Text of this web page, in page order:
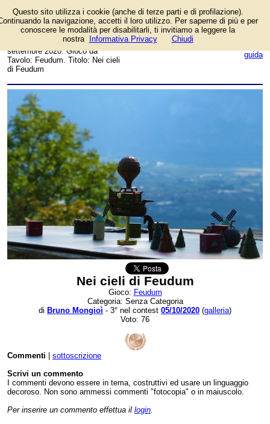
guida
Foto dell'autore Bruno
Mongioì candidata al contest
fotografico su FotoGiochi.
Data inserimento: martedì 29
settembre 2020. Gioco da
Tavolo: Feudum. Titolo: Nei cieli
di Feudum
Nei cieli di Feudum
Gioco: Feudum
Categoria: Senza Categoria
di Bruno Mongioì - 3° nel contest 05/10/2020 (galleria)
Voto: 76
Commenti
sottoscrizione
Scrivi un commento
I commenti devono essere in tema, costruttivi ed usare un linguaggio
decoroso. Non sono ammessi commenti "fotocopia" o in maiuscolo.
Per inserire un commento effettua il login
Questo sito utilizza i cookie (anche di terze parti e di profilazione).
la navigazione, accetti il loro utilizzo. Per saperne di più e per
conoscere le modalità per disabilitarli, ti invitiamo a leggere la
nostra
Informativa Privacy Chiudi